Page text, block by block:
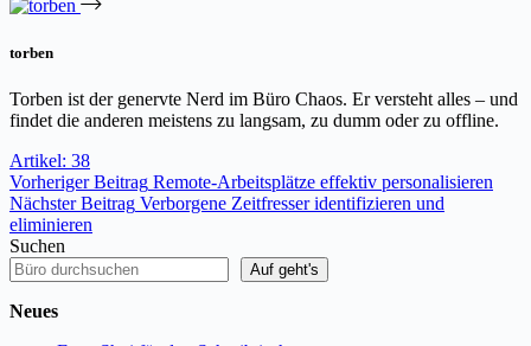
torben
Torben ist der genervte Nerd im Büro Chaos. Er versteht alles – und
findet die anderen meistens zu langsam, zu dumm oder zu offline.
Artikel: 38
VorherigerBeitrag Remote-Arbeitsplätze effektiv personalisieren
NächsterBeitrag Verborgene Zeitfresser identifizieren und
eliminieren
Suchen
Auf geht's
Neues